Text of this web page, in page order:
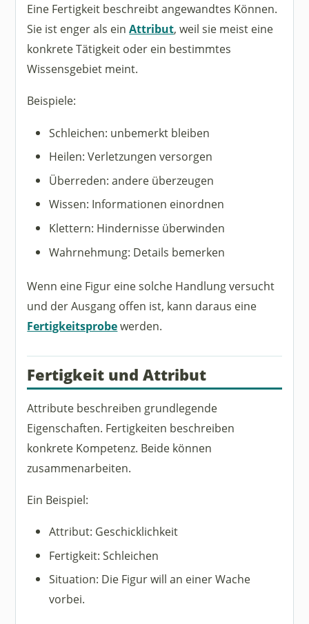
Eine Fertigkeit beschreibt angewandtes Können.
Sie ist enger als einAttribut, weil sie meist eine
konkrete Tätigkeit oder ein bestimmtes
Wissensgebiet meint.
Beispiele:
Schleichen: unbemerkt bleiben
Heilen: Verletzungen versorgen
Überreden: andere überzeugen
Wissen: Informationen einordnen
Klettern: Hindernisse überwinden
Wahrnehmung: Details bemerken
Wenn eine Figur eine solche Handlung versucht
und der Ausgang offen ist, kann daraus eine
Fertigkeitsprobewerden.
Fertigkeit und Attribut
Attribute beschreiben grundlegende
Eigenschaften. Fertigkeiten beschreiben
konkrete Kompetenz. Beide können
zusammenarbeiten.
Ein Beispiel:
Attribut: Geschicklichkeit
Fertigkeit: Schleichen
Situation: Die Figur will an einer Wache
vorbei.